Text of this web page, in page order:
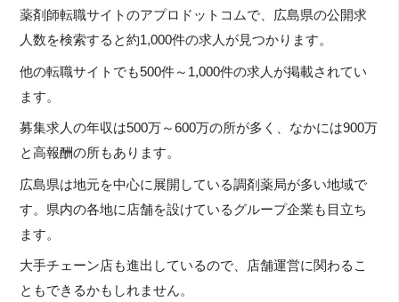
薬剤師転職サイトのアプロドットコムで、広島県の公開求
人数を検索すると約1,000件の求人が見つかります。
他の転職サイトでも500件～1,000件の求人が掲載されてい
ます。
募集求人の年収は500万～600万の所が多く、なかには900万
と高報酬の所もあります。
広島県は地元を中心に展開している調剤薬局が多い地域で
す。県内の各地に店舗を設けているグループ企業も目立ち
ます。
大手チェーン店も進出しているので、店舗運営に関わるこ
ともできるかもしれません。